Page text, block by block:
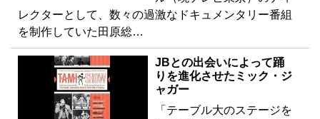
レクターとして、数々の過激なドキュメンタリー番組
を制作していた田原総…
JBとの出会いによって踊
りを進化させたミック・ジ
ャガー
「テーブル大のステージを